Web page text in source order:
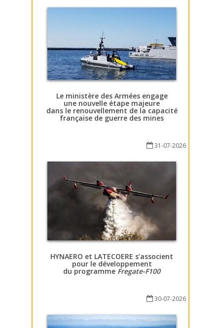
Le ministère des Armées engage
une nouvelle étape majeure
dans le renouvellement de la capacité
française de guerre des mines
31-07-2026
HYNAERO et LATECOERE s’associent
pour le développement
du programme Fregate-F100
30-07-2026